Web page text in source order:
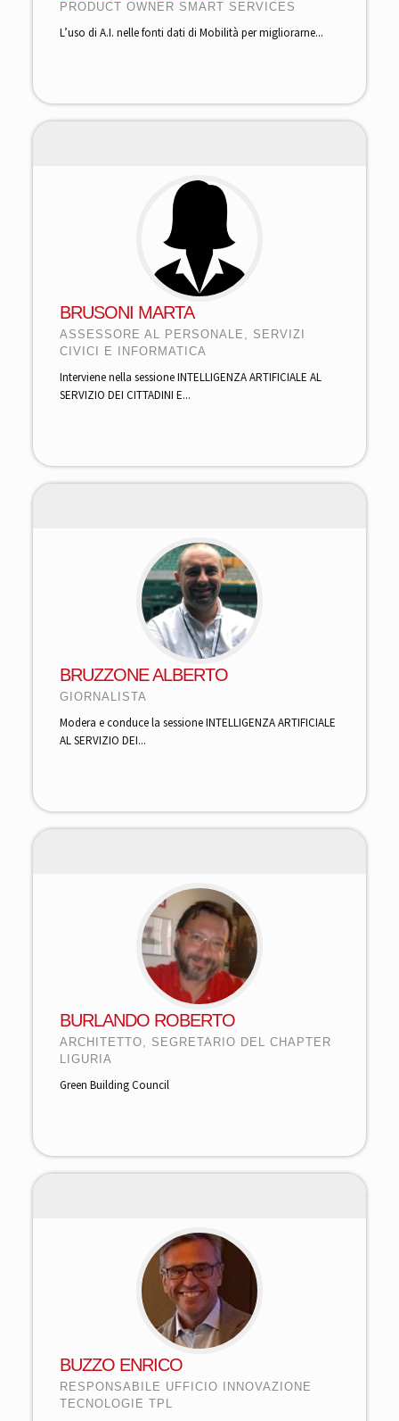
PRODUCT OWNER SMART SERVICES
L’uso di A.I. nelle fonti dati di Mobilità per migliorarne...
BRUSONI MARTA
ASSESSORE AL PERSONALE, SERVIZI
CIVICI E INFORMATICA
Interviene nella sessione INTELLIGENZA ARTIFICIALE AL
SERVIZIO DEI CITTADINI E...
BRUZZONE ALBERTO
GIORNALISTA
Modera e conduce la sessione INTELLIGENZA ARTIFICIALE
AL SERVIZIO DEI...
BURLANDO ROBERTO
ARCHITETTO, SEGRETARIO DEL CHAPTER
LIGURIA
Green Building Council
BUZZO ENRICO
RESPONSABILE UFFICIO INNOVAZIONE
TECNOLOGIE TPL